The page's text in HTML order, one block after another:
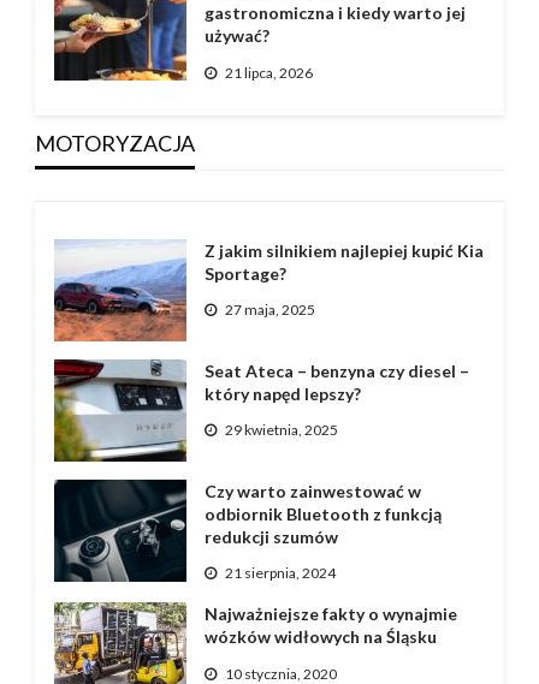
gastronomiczna i kiedy warto jej
używać?
21 lipca, 2026
MOTORYZACJA
Z jakim silnikiem najlepiej kupić Kia
Sportage?
27 maja, 2025
Seat Ateca – benzyna czy diesel –
który napęd lepszy?
29 kwietnia, 2025
Czy warto zainwestować w
odbiornik Bluetooth z funkcją
redukcji szumów
21 sierpnia, 2024
Najważniejsze fakty o wynajmie
wózków widłowych na Śląsku
10 stycznia, 2020